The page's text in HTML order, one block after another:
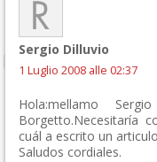
Sergio Dilluvio
1 Luglio 2008 alle 02:37
Hola:mellamo
Borgetto.Necesitaría
cuál a escrito un
Saludos cordiales.